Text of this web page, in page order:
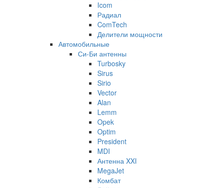
Icom
Радиал
ComTech
Делители мощности
Автомобильные
Си-Би антенны
Turbosky
Sirus
Sirio
Vector
Alan
Lemm
Opek
Optim
President
MDI
Антенна XXI
MegaJet
Комбат